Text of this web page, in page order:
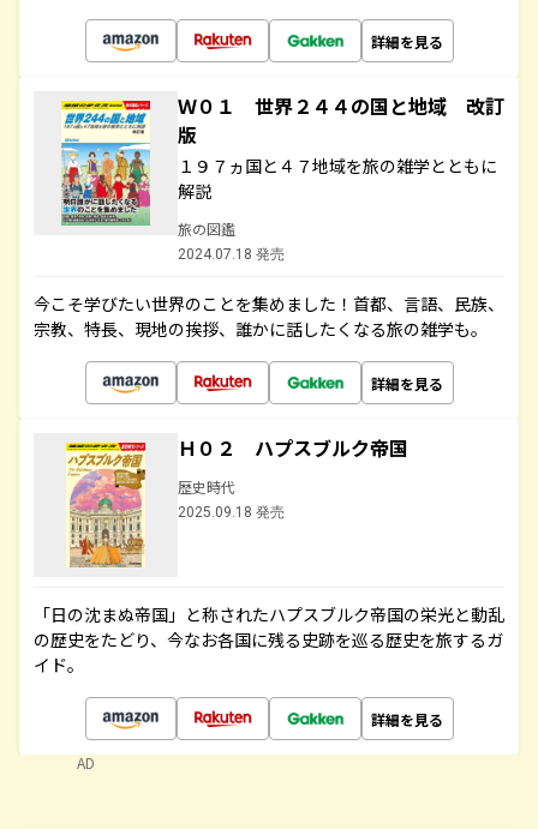
詳細を見る
Ｗ０１ 世界２４４の国と地域 改訂
版
１９７ヵ国と４７地域を旅の雑学とともに
解説
旅の図鑑
2024.07.18 発売
今こそ学びたい世界のことを集めました！首都、言語、民族、
宗教、特長、現地の挨拶、誰かに話したくなる旅の雑学も。
詳細を見る
Ｈ０２ ハプスブルク帝国
歴史時代
2025.09.18 発売
「日の沈まぬ帝国」と称されたハプスブルク帝国の栄光と動乱
の歴史をたどり、今なお各国に残る史跡を巡る歴史を旅するガ
イド。
詳細を見る
AD